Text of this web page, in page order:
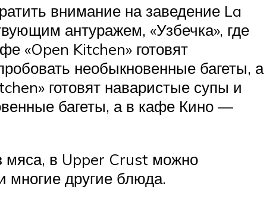
внимание на заведение La
антуражем, «Узбечка», где
«Open Kitchen» готовят
необыкновенные багеты, а
готовят наваристые супы и
багеты, а в кафе Кино —
мяса, в Upper Crust можно
многие другие блюда.